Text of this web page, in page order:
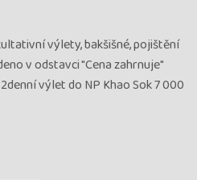
výlety, bakšišné, pojištění
v odstavci "Cena zahrnuje"
výlet do NP Khao Sok 7 000